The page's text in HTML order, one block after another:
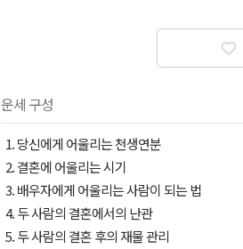
운세 구성
1. 당신에게 어울리는 천생연분
2. 결혼에 어울리는 시기
3. 배우자에게 어울리는 사람이 되는 법
4. 두 사람의 결혼에서의 난관
5. 두 사람의 결혼 후의 재물 관리